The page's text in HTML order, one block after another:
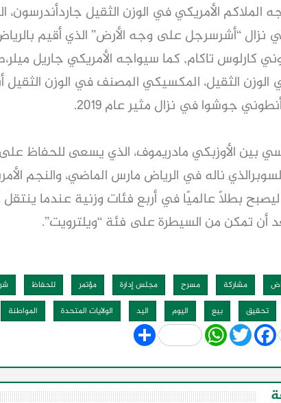
الملاكم الأمريكي في الوزن الثقيل جاردأندرسون،
نزال “أشرسرجل على وجه الأرض” الذي أقيم
كارلوس تاكام, كما سيواجه الأمريكي جاريل
الوزن الثقيل، المكسيكي المصنف في الوزن الثقيل
جوشوا في نزال مثير عام 2019.
بين الأوزبكي مادريموف، الذي يسعى للحفاظ
ناله في الرياض مارس الماضي، والنجم
بطلاً عالميًا في أربع فئات وزنية عندما
مشاركة مسرح مجلس إدارة مؤتمر للحفاظ
تحقيق بيع اليوم اليد الولايات المتحدة المواطنة
Share WhatsApp